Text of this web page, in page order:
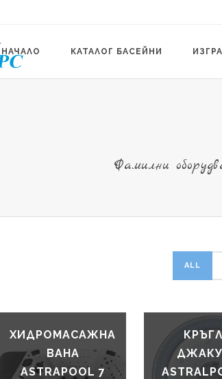
НАЧАЛО КАТАЛОГ БАСЕЙНИ
Фамилни
ALL
ХИДРОМАСАЖНА
ВАНА
ASTRAPOOL 7